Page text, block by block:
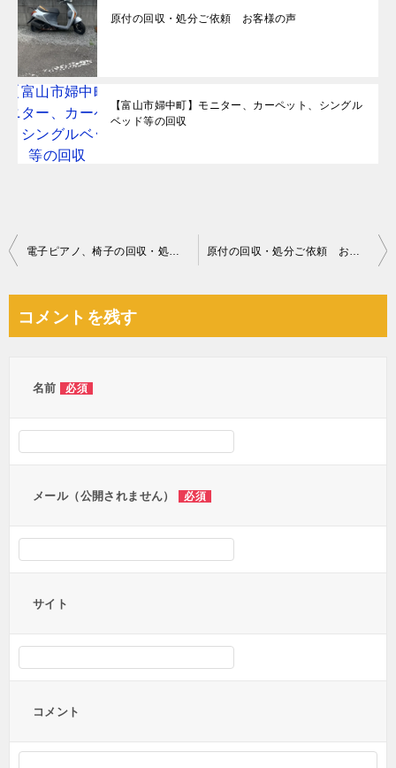
原付の回収・処分ご依頼 お客様の声
【富山市婦中町】モニター、カーペット、シングル
ベッド等の回収
投
ビ
ョ
電子ピアノ、椅子の回収・処分ご依頼 お客様の声 原付の回収・処分ご依頼 お客様の声
コメントを残す
名前 必須
メール（公開されません） 必須
サイト
コメント